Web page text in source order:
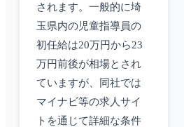
されます。一般的に埼
玉県内の児童指導員の
初任給は20万円から23
万円前後が相場とされ
ていますが、同社では
マイナビ等の求人サイ
トを通じて詳細な条件